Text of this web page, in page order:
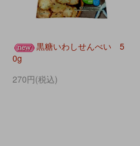
黒糖いわしせんべい 5
0g
270円(税込)